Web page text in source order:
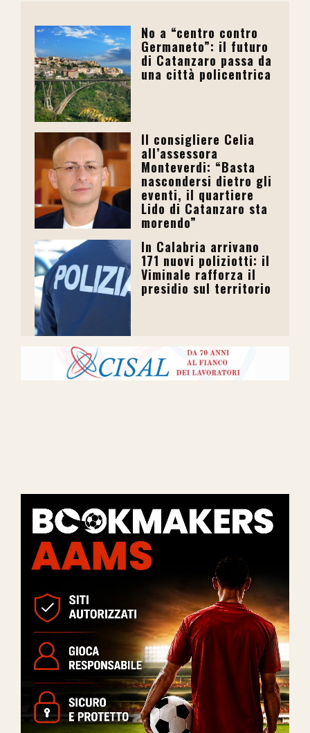
No a “centro contro
Germaneto”: il futuro
di Catanzaro passa da
una città policentrica
Il consigliere Celia
all’assessora
Monteverdi: “Basta
nascondersi dietro gli
eventi, il quartiere
Lido di Catanzaro sta
morendo”
In Calabria arrivano
171 nuovi poliziotti: il
Viminale rafforza il
presidio sul territorio